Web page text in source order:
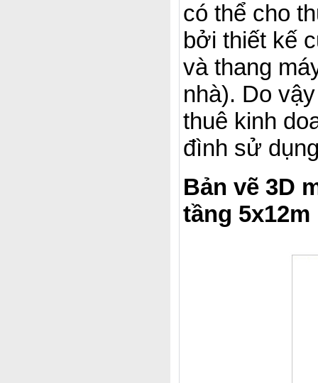
có thể cho
bởi thiết kế
và thang
nhà). Do
thuê kinh
đình sử
Bản vẽ 3D
tầng 5x12m